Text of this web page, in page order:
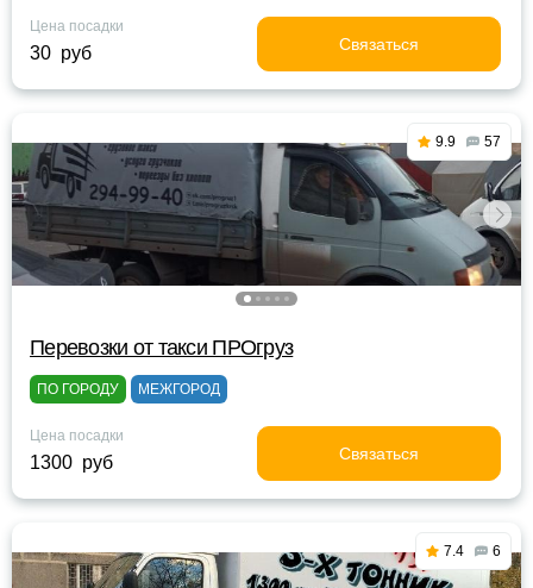
Цена посадки
30 руб Связаться
9.9 57
Перевозки от такси ПРОгруз
ПО ГОРОДУ МЕЖГОРОД
Цена посадки
1300 руб Связаться
7.4 6